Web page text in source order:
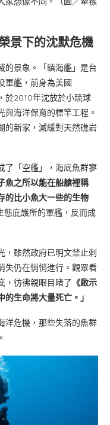
景下的沈默危機
的景象。「鎮海艦」是台
軍艦，前身為美國
於2010年沈放於小琉球
海洋保育的標竿工程。
的新家，減緩對天然礁岩
了「空艦」，海底魚群寥
魚之所以能在船艙裡稱
的比小魚大一些的生物
態庇護所的軍艦，反而成
，雖然政府已明文禁止刺
失仍在悄悄進行。觀眾看
，彷彿親眼目睹了 《啟示
生命將大量死亡。」
洋危機，那些失落的魚群